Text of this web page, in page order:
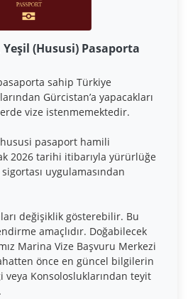
(Hususi) Pasaporta
sahip Türkiye
Gürcistan’a yapacakları
vize istenmemektedir.
pasaport hamili
2026 tarihi itibarıyla yürürlüğe
uygulamasından
değişiklik gösterebilir. Bu
amaçlıdır. Doğabilecek
Marina Vize Başvuru Merkezi
önce en güncel bilgilerin
veya Konsolosluklarından teyit